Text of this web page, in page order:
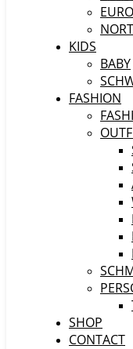
KIDS
BABY
FASHION
SHOP
CONTACT